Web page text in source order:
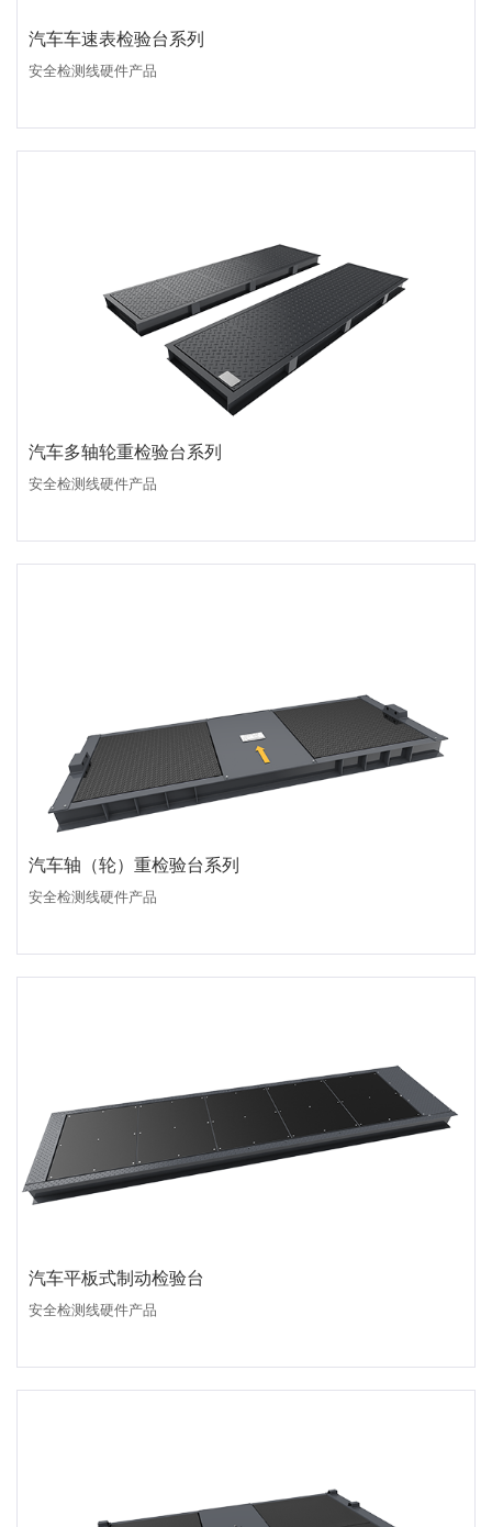
汽车车速表检验台系列
安全检测线硬件产品
汽车多轴轮重检验台系列
安全检测线硬件产品
汽车轴（轮）重检验台系列
安全检测线硬件产品
汽车平板式制动检验台
安全检测线硬件产品